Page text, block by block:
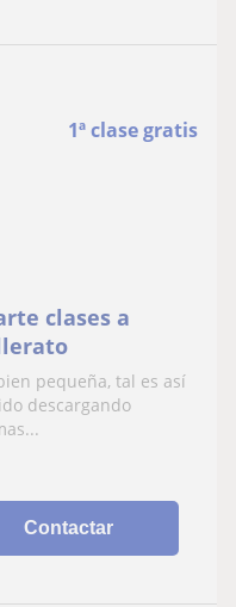
1ª clase gratis
clases a
pequeña, tal es así
descargando
Contactar